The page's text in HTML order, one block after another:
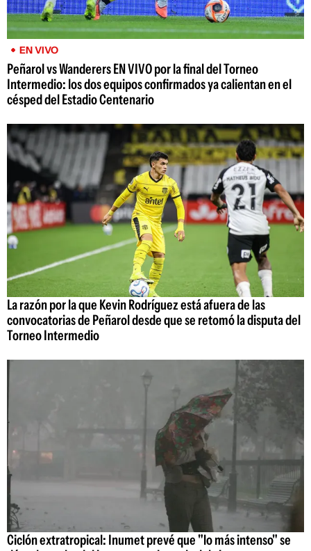
EN VIVO
Peñarol vs Wanderers EN VIVO por la final del Torneo
Intermedio: los dos equipos confirmados ya calientan en el
césped del Estadio Centenario
La razón por la que Kevin Rodríguez está afuera de las
convocatorias de Peñarol desde que se retomó la disputa del
Torneo Intermedio
Ciclón extratropical: Inumet prevé que "lo más intenso" se